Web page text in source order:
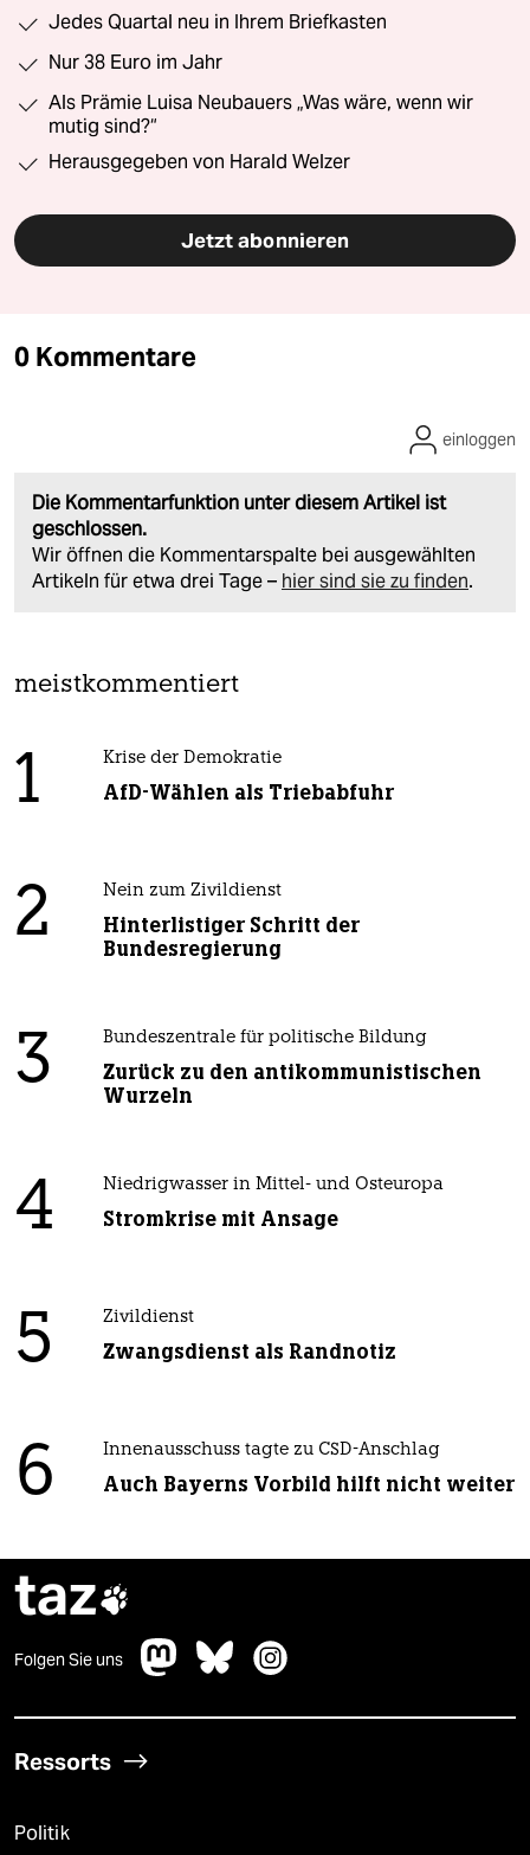
Jedes Quartal neu in Ihrem Briefkasten
Nur 38 Euro im Jahr
Als Prämie Luisa Neubauers „Was wäre, wenn wir
mutig sind?“
Herausgegeben von Harald Welzer
Jetzt abonnieren
0 Kommentare
Die Kommentarfunktion unter diesem Artikel ist
geschlossen.
Wir öffnen die Kommentarspalte bei ausgewählten
Artikeln für etwa drei Tage – hier sind sie zu finden.
einloggen
meistkommentiert
1 Krise der Demokratie
AfD-Wählen als Triebabfuhr
2 Nein zum Zivildienst
Hinterlistiger Schritt der
Bundesregierung
3 Bundeszentrale für politische Bildung
Zurück zu den antikommunistischen
Wurzeln
4 Niedrigwasser in Mittel- und Osteuropa
Stromkrise mit Ansage
5 Zivildienst
Zwangsdienst als Randnotiz
6 Innenausschuss tagte zu CSD-Anschlag
Auch Bayerns Vorbild hilft nicht weiter
taz
Folgen Sie uns
Ressorts
Politik